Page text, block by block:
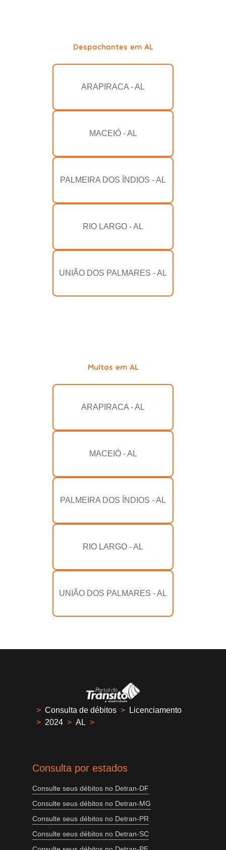
Despachantes em AL
ARAPIRACA - AL
MACEIÓ - AL
PALMEIRA DOS ÍNDIOS - AL
RIO LARGO - AL
UNIÃO DOS PALMARES - AL
Multas em AL
ARAPIRACA - AL
MACEIÓ - AL
PALMEIRA DOS ÍNDIOS - AL
RIO LARGO - AL
UNIÃO DOS PALMARES - AL
> Consulta de débitos >
Licenciamento
> 2024 > AL >
Consulta por estados
Consulte seus débitos no Detran-DF
Consulte seus débitos no Detran-MG
Consulte seus débitos no Detran-PR
Consulte seus débitos no Detran-SC